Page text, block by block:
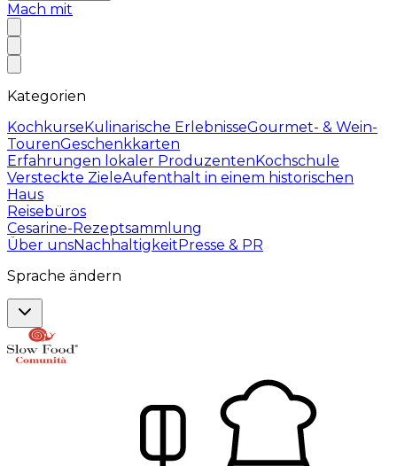
Mach mit
Kategorien
KochkurseKulinarische ErlebnisseGourmet- & Wein-
TourenGeschenkkarten
Erfahrungen lokaler ProduzentenKochschule
Versteckte ZieleAufenthalt in einem historischen
Haus
Reisebüros
Cesarine-Rezeptsammlung
Über unsNachhaltigkeitPresse & PR
Sprache ändern